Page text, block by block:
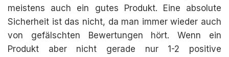
meistens auch ein gutes Produkt. Eine absolute
Sicherheit ist das nicht, da man immer wieder auch
von gefälschten Bewertungen hört. Wenn ein
Produkt aber nicht gerade nur 1-2 positive